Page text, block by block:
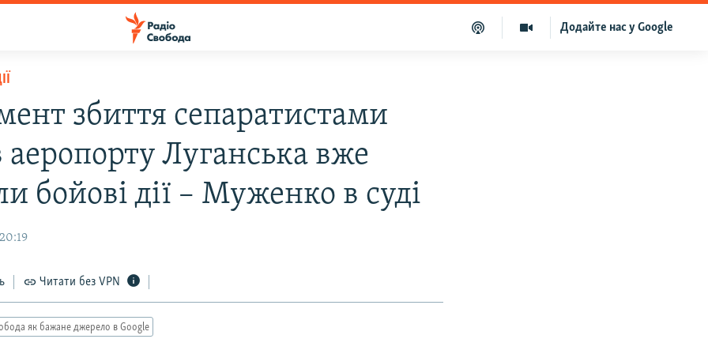
Додайте нас у Google
збиття сепаратистами
аеропорту Луганська вже
бойові дії – Муженко в суді
Читати без VPN
як бажане джерело в Google